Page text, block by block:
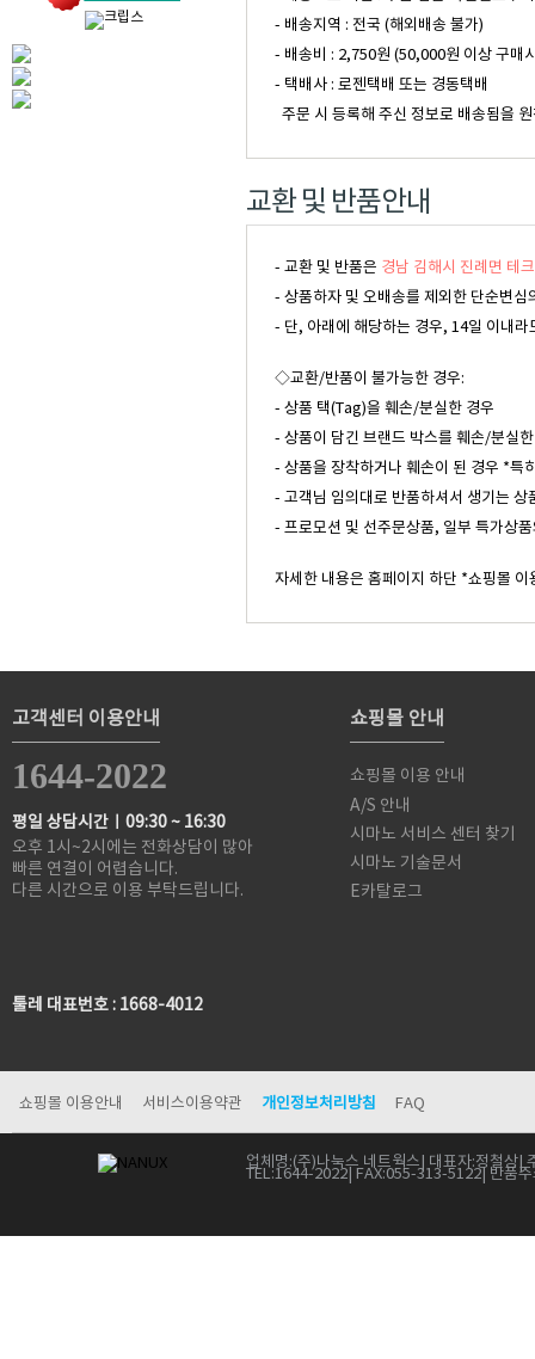
- 배송지역 : 전국 (해외배송 불가)
- 배송비 : 2,750원 (50,000원 이상 구매
- 택배사 : 로젠택배 또는 경동택배
주문 시 등록해 주신 정보로 배송됨을
교환 및 반품안내
- 교환 및 반품은 경남 김해시 진례면 테
- 상품하자 및 오배송를 제외한 단순변
- 단, 아래에 해당하는 경우, 14일 이내
◇교환/반품이 불가능한 경우:
- 상품 택(Tag)을 훼손/분실한 경우
- 상품이 담긴 브랜드 박스를 훼손/분실
- 상품을 장착하거나 훼손이 된 경우 *특
- 고객님 임의대로 반품하셔서 생기는 상
- 프로모션 및 선주문상품, 일부 특가상
자세한 내용은 홈페이지 하단 *쇼핑몰
고객센터 이용안내
1644-2022
평일 상담시간ㅣ09:30 ~ 16:30
오후 1시~2시에는 전화상담이 많아
빠른 연결이 어렵습니다.
다른 시간으로 이용 부탁드립니다.
툴레 대표번호 : 1668-4012
쇼핑몰 안내
쇼핑몰 이용 안내
A/S 안내
시마노 서비스 센터 찾기
시마노 기술문서
E카탈로그
쇼핑몰 이용안내 서비스이용약관 개인정보처리방침 FAQ
업체명:(주)나눅스 네트웍스 | 대표자:정철상|
TEL:1644-2022 | FAX:055-313-5122 | 반품